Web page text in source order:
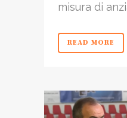
misura di
READ MORE